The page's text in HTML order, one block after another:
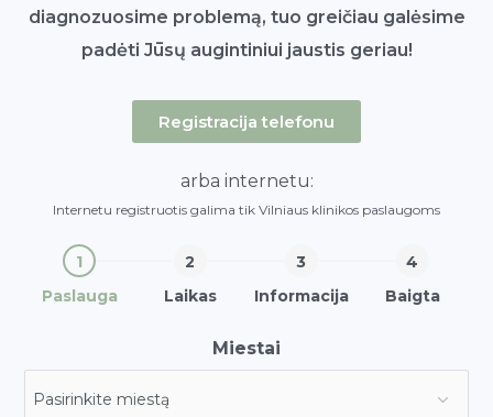
diagnozuosime problemą, tuo greičiau galėsime
padėti Jūsų augintiniui jaustis geriau!
Registracija telefonu
arba internetu:
Internetu registruotis galima tik Vilniaus klinikos paslaugoms
Paslauga Laikas Informacija Baigta
Miestai